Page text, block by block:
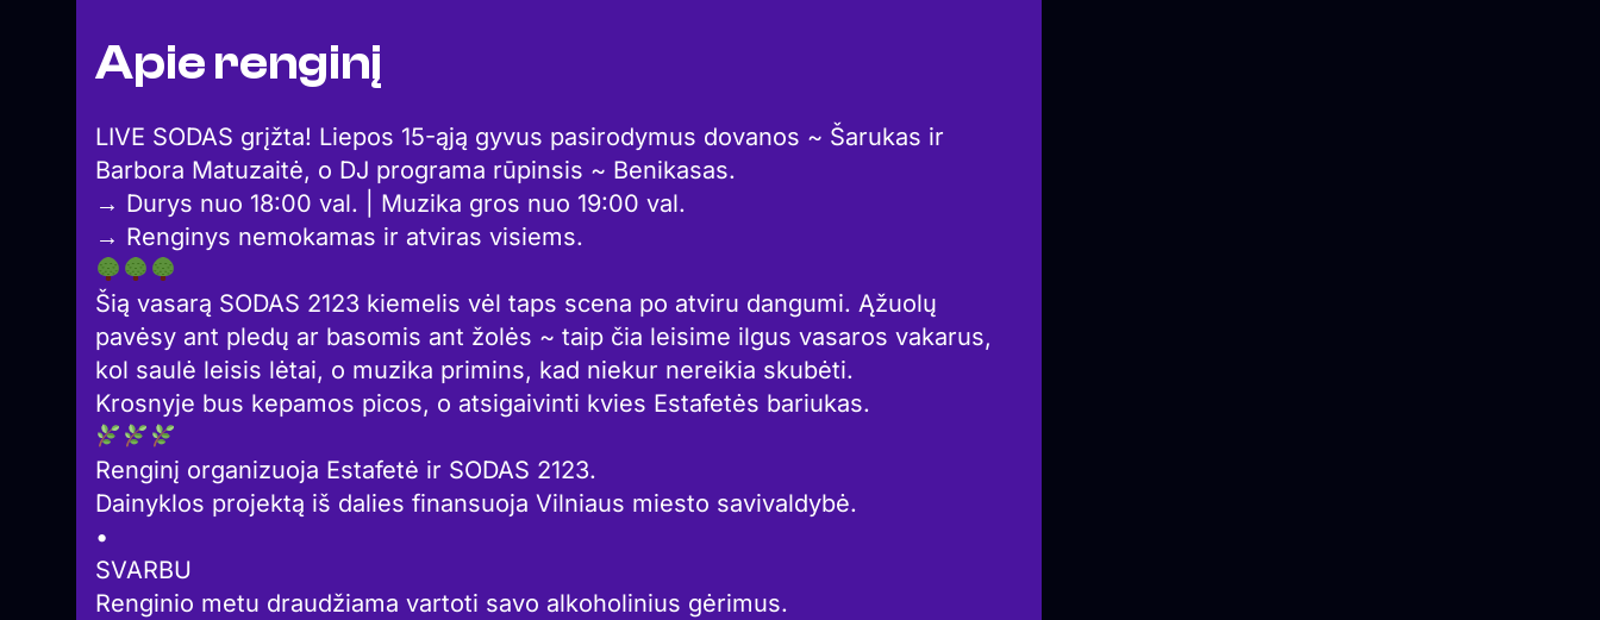
Apie renginį
LIVE SODAS grįžta! Liepos 15-ąją gyvus pasirodymus dovanos ~ Šarukas ir
Barbora Matuzaitė, o DJ programa rūpinsis ~ Benikasas.
→ Durys nuo 18:00 val. | Muzika gros nuo 19:00 val.
→ Renginys nemokamas ir atviras visiems.
Šią vasarą SODAS 2123 kiemelis vėl taps scena po atviru dangumi. Ąžuolų
pavėsy ant pledų ar basomis ant žolės ~ taip čia leisime ilgus vasaros vakarus,
kol saulė leisis lėtai, o muzika primins, kad niekur nereikia skubėti.
Krosnyje bus kepamos picos, o atsigaivinti kvies Estafetės bariukas.
Renginį organizuoja Estafetė ir SODAS 2123.
Dainyklos projektą iš dalies finansuoja Vilniaus miesto savivaldybė.
•
SVARBU
Renginio metu draudžiama vartoti savo alkoholinius gėrimus.